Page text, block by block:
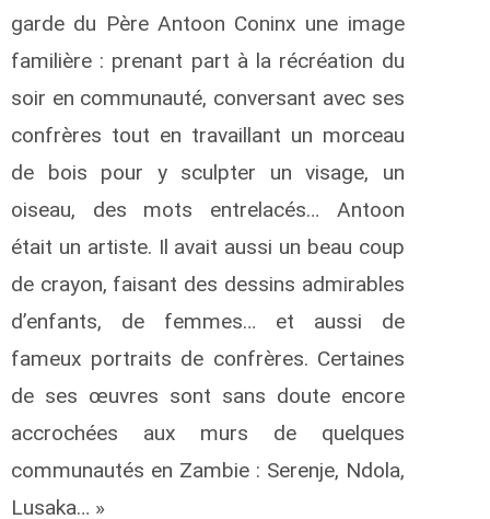
garde du Père Antoon Coninx une image
familière : prenant part à la récréation du
soir en communauté, conversant avec ses
confrères tout en travaillant un morceau
de bois pour y sculpter un visage, un
oiseau, des mots entrelacés… Antoon
était un artiste. Il avait aussi un beau coup
de crayon, faisant des dessins admirables
d’enfants, de femmes… et aussi de
fameux portraits de confrères. Certaines
de ses œuvres sont sans doute encore
accrochées aux murs de quelques
communautés en Zambie : Serenje, Ndola,
Lusaka… »